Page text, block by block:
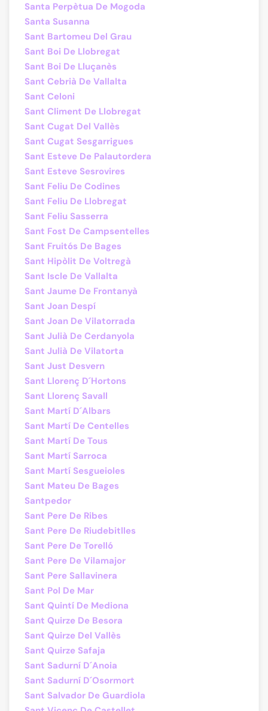
Santa Perpètua De Mogoda
Santa Susanna
Sant Bartomeu Del Grau
Sant Boi De Llobregat
Sant Boi De Lluçanès
Sant Cebrià De Vallalta
Sant Celoni
Sant Climent De Llobregat
Sant Cugat Del Vallès
Sant Cugat Sesgarrigues
Sant Esteve De Palautordera
Sant Esteve Sesrovires
Sant Feliu De Codines
Sant Feliu De Llobregat
Sant Feliu Sasserra
Sant Fost De Campsentelles
Sant Fruitós De Bages
Sant Hipòlit De Voltregà
Sant Iscle De Vallalta
Sant Jaume De Frontanyà
Sant Joan Despí
Sant Joan De Vilatorrada
Sant Julià De Cerdanyola
Sant Julià De Vilatorta
Sant Just Desvern
Sant Llorenç D´Hortons
Sant Llorenç Savall
Sant Martí D´Albars
Sant Martí De Centelles
Sant Martí De Tous
Sant Martí Sarroca
Sant Martí Sesgueioles
Sant Mateu De Bages
Santpedor
Sant Pere De Ribes
Sant Pere De Riudebitlles
Sant Pere De Torelló
Sant Pere De Vilamajor
Sant Pere Sallavinera
Sant Pol De Mar
Sant Quintí De Mediona
Sant Quirze De Besora
Sant Quirze Del Vallès
Sant Quirze Safaja
Sant Sadurní D´Anoia
Sant Sadurní D´Osormort
Sant Salvador De Guardiola